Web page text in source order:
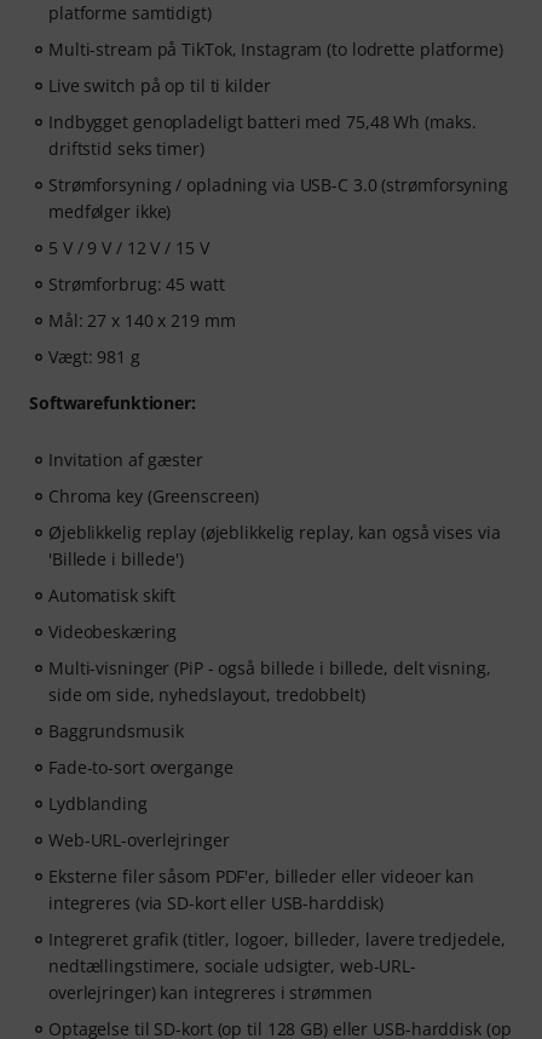
platforme samtidigt)
Multi-stream på TikTok, Instagram (to lodrette platforme)
Live switch på op til ti kilder
Indbygget genopladeligt batteri med 75,48 Wh (maks.
driftstid seks timer)
Strømforsyning / opladning via USB-C 3.0 (strømforsyning
medfølger ikke)
5 V / 9 V / 12 V / 15 V
Strømforbrug: 45 watt
Mål: 27 x 140 x 219 mm
Vægt: 981 g
Softwarefunktioner:
Invitation af gæster
Chroma key (Greenscreen)
Øjeblikkelig replay (øjeblikkelig replay, kan også vises via
'Billede i billede')
Automatisk skift
Videobeskæring
Multi-visninger (PiP - også billede i billede, delt visning,
side om side, nyhedslayout, tredobbelt)
Baggrundsmusik
Fade-to-sort overgange
Lydblanding
Web-URL-overlejringer
Eksterne filer såsom PDF'er, billeder eller videoer kan
integreres (via SD-kort eller USB-harddisk)
Integreret grafik (titler, logoer, billeder, lavere tredjedele,
nedtællingstimere, sociale udsigter, web-URL-
overlejringer) kan integreres i strømmen
Optagelse til SD-kort (op til 128 GB) eller USB-harddisk (op